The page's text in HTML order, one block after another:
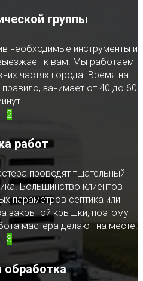
группы
необходимые инструменты и
к вам. Мы работаем
частях города. Время на
занимает от 40 до 60
2
работ
проводят тщательный
Большинство клиентов
параметров септика или
закрытой крышки, поэтому
мастера делают на месте.
3
обработка